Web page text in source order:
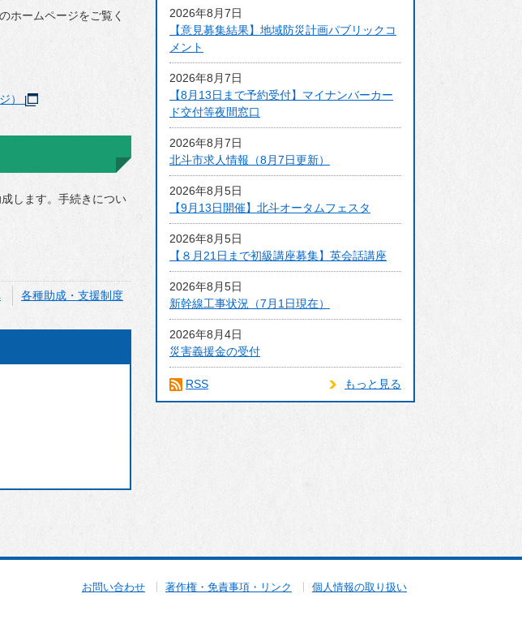
人事・採用情報
例規集
自衛官募集
ホームページをご覧く
）
します。手続きについ
各種助成・支援制度
2026年8月7日
【意見募集結果】地域防災計画パブリックコ
メント
2026年8月7日
【8月13日まで予約受付】マイナンバーカー
ド交付等夜間窓口
2026年8月7日
北斗市求人情報（8月7日更新）
2026年8月5日
【9月13日開催】北斗オータムフェスタ
2026年8月5日
【８月21日まで初級講座募集】英会話講座
2026年8月5日
新幹線工事状況（7月1日現在）
2026年8月4日
災害義援金の受付
もっと見る
RSS
お問い合わせ 著作権・免責事項・リンク 個人情報の取り扱い